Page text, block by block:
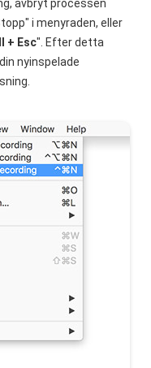
avbryt processen
i menyraden, eller
+ Esc". Efter detta
nyinspelade